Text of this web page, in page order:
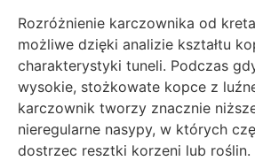
Rozróżnienie karczownika od
możliwe dzięki analizie kształtu
charakterystyki tuneli. Podczas
wysokie, stożkowate kopce z
karczownik tworzy znacznie
nieregularne nasypy, w których
dostrzec resztki korzeni lub roślin.